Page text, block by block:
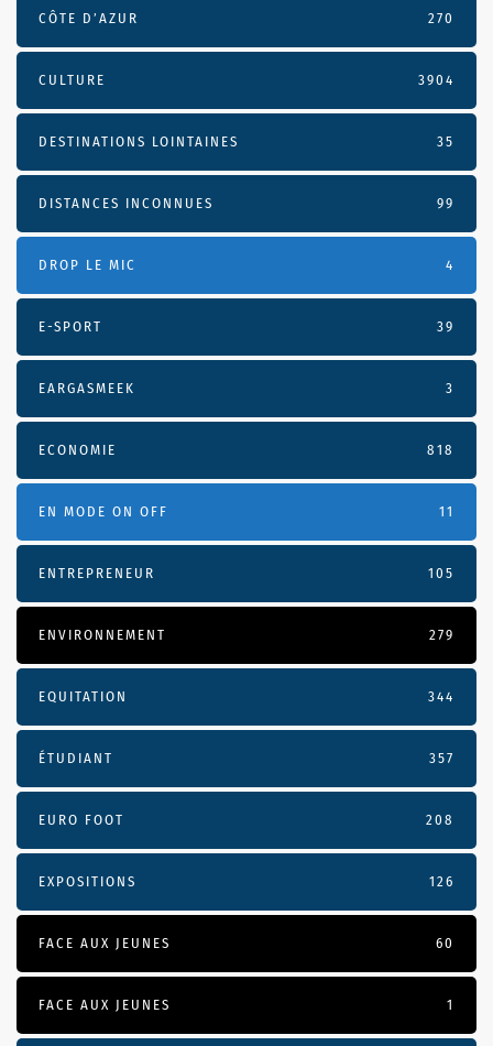
CÔTE D’AZUR 270
CULTURE 3904
DESTINATIONS LOINTAINES 35
DISTANCES INCONNUES 99
DROP LE MIC 4
E-SPORT 39
EARGASMEEK 3
ECONOMIE 818
EN MODE ON OFF 11
ENTREPRENEUR 105
ENVIRONNEMENT 279
EQUITATION 344
ÉTUDIANT 357
EURO FOOT 208
EXPOSITIONS 126
FACE AUX JEUNES 60
FACE AUX JEUNES 1